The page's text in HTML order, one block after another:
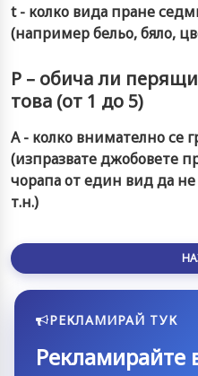
t - колко вида пране
(например бельо, бяло,
P – обича ли
това (от 1 до 5)
A - колко внимателно се
(изпразвате джобовете
чорапа от един вид да
т.н.)
РЕКЛАМИРАЙ ТУК
Рекламирайте